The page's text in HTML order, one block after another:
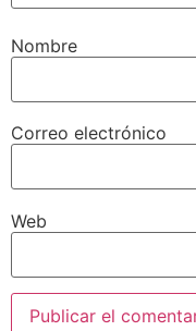
Nombre
Correo electrónico
Web